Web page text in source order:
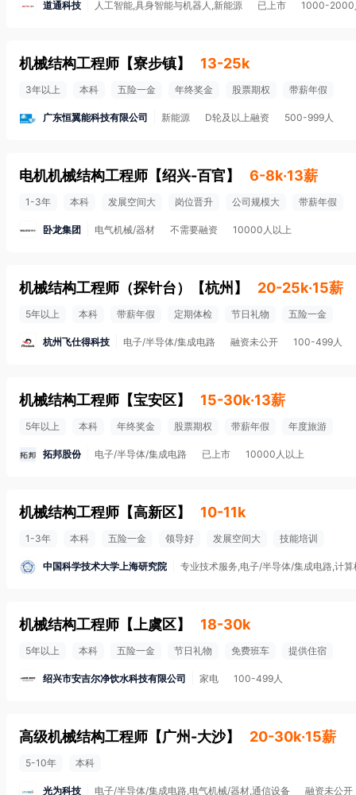
道通科技 人工智能,具身智能与机器人,新能源 已上市 1000-2000
机械结构工程师 【寮步镇】 13-25k
3年以上 本科 五险一金 年终奖金 股票期权 带薪年假
广东恒翼能科技有限公司 新能源 D轮及以上融资 500-999人
电机机械结构工程师 【绍兴-百官】 6-8k·13薪
1-3年 本科 发展空间大 岗位晋升 公司规模大 带薪年假
卧龙集团 电气机械/器材 不需要融资 10000人以上
机械结构工程师（探针台） 【杭州 】 20-25k·15薪
5年以上 本科 带薪年假 定期体检 节日礼物 五险一金
杭州飞仕得科技 电子/半导体/集成电路 融资未公开 100-499人
机械结构工程师 【宝安区】 15-30k·13薪
5年以上 本科 年终奖金 股票期权 带薪年假 年度旅游
拓邦股份 电子/半导体/集成电路 已上市 10000人以上
机械结构工程师 【高新区】 10-11k
1-3年 本科 五险一金 领导好 发展空间大 技能培训
中国科学技术大学上海研究院 专业技术服务,电子/半导体/集成电路,计算
机械结构工程师 【 上虞区】 18-30k
5年以上 本科 五险一金 节日礼物 免费班车 提供住宿
绍兴市安吉尔净饮水科技有限公司 家电 100-499人
高级机械结构工程师 【广州-大沙】 20-30k·15薪
5-10年 本科
光为科技 电子/半导体/集成电路,电气机械/器材,通信设备 融资未公开